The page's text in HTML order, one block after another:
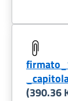
(390.36